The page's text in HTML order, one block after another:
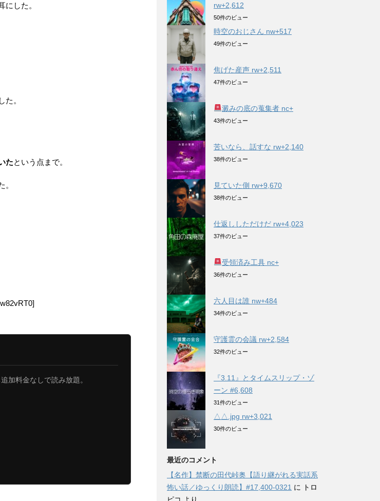
した。
。
たという点まで。
。
加料金なしで読み放題。
rw+2,612
50件のビュー
時空のおじさん nw+517
49件のビュー
焦げた産声 rw+2,511
47件のビュー
澱みの底の蒐集者 nc+
43件のビュー
苦いなら、話すな rw+2,140
38件のビュー
見ていた側 rw+9,670
38件のビュー
仕返ししただけだ rw+4,023
37件のビュー
受領済み工具 nc+
36件のビュー
六人目は誰 nw+484
34件のビュー
守護霊の会議 rw+2,584
32件のビュー
『3.11』とタイムスリップ・ゾ
ーン #6,608
31件のビュー
△△.jpg rw+3,021
30件のビュー
最近のコメント
【名作】禁断の田代峠奥【語り継がれる実話系
怖い話／ゆっくり朗読】#17,400-0321 に
トロ